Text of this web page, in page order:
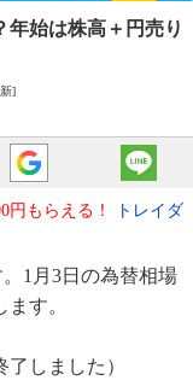
年始は株高＋円売り
]
もらえる！
トレイダ
1月3日の為替相場
す。
しました）